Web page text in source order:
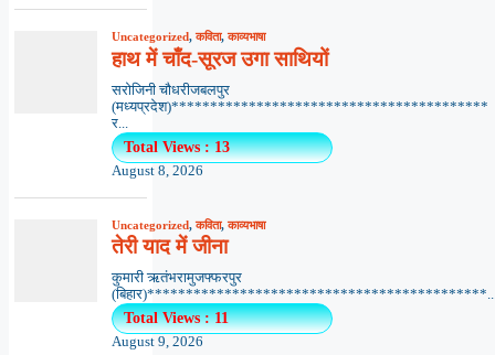
Uncategorized,कविता,काव्यभाषा
हाथ में चाँद-सूरज उगा साथियों
सरोजिनी चौधरीजबलपुर
(मध्यप्रदेश)*****************************************
र...
Total Views : 13
August 8, 2026
Uncategorized,कविता,काव्यभाषा
तेरी याद में जीना
कुमारी ऋतंभरामुजफ्फरपुर
Total Views : 11
August 9, 2026